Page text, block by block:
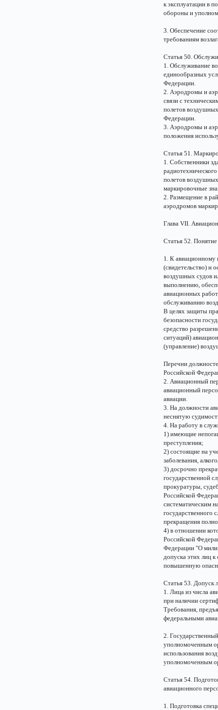
к эксплуатации в
обороны и
3. Обеспечение
требованиям
Статья 50.
1. Обслуживание
единообразных
Федерации.
2. Аэродромы и
связи с
полетов
Федерации.
3. Аэродромы и
положения
Статья 51.
1. Собственники
полетов
маркировочные
2. Размещение в
аэродромов
Глава VII.
Статья 52.
1. К авиационному
(свидетельство) и
воздушных судов
выполнению,
авиационных
обслуживанию
В целях защиты
безопасности
средство
ситуаций)
(управление)
Перечни
Российской
2. Авиационный
авиационный
авиации.
3. На должности
неснятую
4. На работу в
1) имеющие
преступления;
2) состоящие на
заболевания,
3) досрочно
государственной
прокуратуры,
Российской
систематическим
государственного
прекращения
4) в отношении
Российской
Федерации "О
допуска этих лиц
повышенную
Статья 53. Допуск
1. Лица из числа
при наличии
Требования,
федеральными
2.
уполномоченным
использования
уполномоченным
Статья 54.
авиационного
1. Подготовка